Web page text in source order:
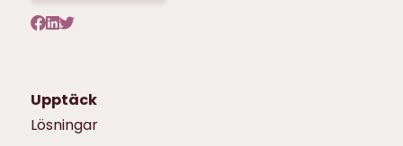
Upptäck
Lösningar